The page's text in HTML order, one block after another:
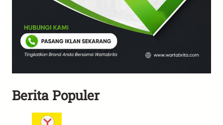
Berita Populer